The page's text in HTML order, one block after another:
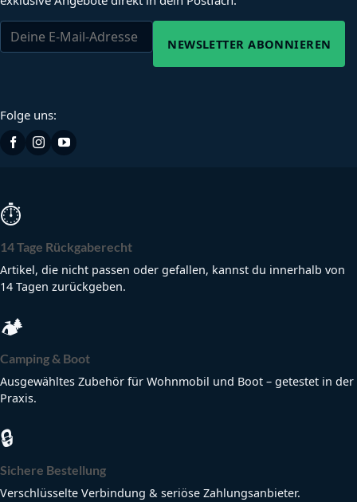
NEWSLETTER ABONNIEREN
Folge uns:
⏱
14 Tage Rückgaberecht
Artikel, die nicht passen oder gefallen, kannst du innerhalb von
14 Tagen zurückgeben.
🏕
Camping & Boot
Ausgewähltes Zubehör für Wohnmobil und Boot – getestet in der
Praxis.
🔒
Sichere Bestellung
Verschlüsselte Verbindung & seriöse Zahlungsanbieter.